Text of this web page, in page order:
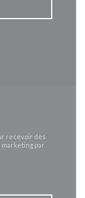
recevoir des
par